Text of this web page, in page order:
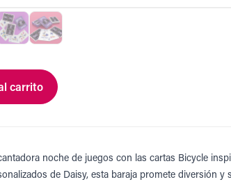
carrito
noche de juegos con las cartas Bicycle
de Daisy, esta baraja promete diversión